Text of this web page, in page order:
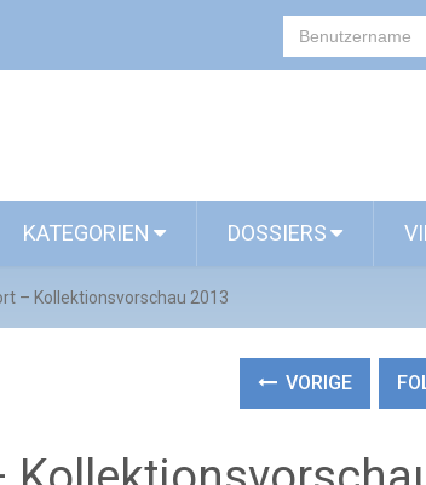
KATEGORIEN DOSSIERS
– Kollektionsvorschau 2013
VORIGE